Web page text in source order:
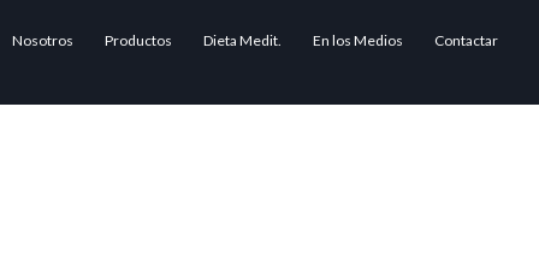
Nosotros Productos Dieta Medit. En los Medios Contactar